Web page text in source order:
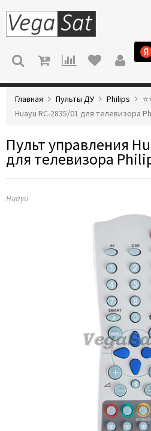
МЕНЮ
Главная Пульты ДУ Philips
Huayu RC-2835/01 для телевизора
Пульт управления
для телевизора
Huayu